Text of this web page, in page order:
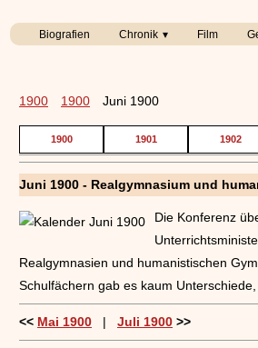
Biografien Chronik Film
1900 1900 Juni 1900
1900 1901 1902
Juni 1900 - Realgymnasium und
Die Konferenz
Realgymnasien und humanistischen
Schulfächern gab es kaum
<< Mai 1900 | Juli 1900 >>